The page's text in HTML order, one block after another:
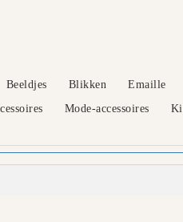
Beeldjes Blikken Emaille
Mode-accessoires